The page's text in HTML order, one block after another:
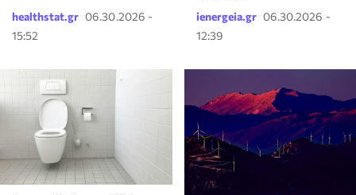
healthstat.gr 06.30.2026 -
15:52
ienergeia.gr 06.30.2026 -
12:39